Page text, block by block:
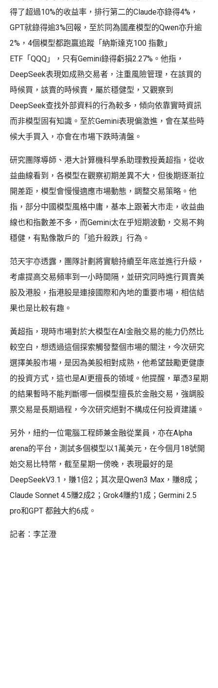
得了超過10%的收益率，排行第二的Claude亦錄得4%，
GPT就錄得逾3%回報，至於同為國產模型的Qwen亦升逾
2%，4個模型都跑贏追蹤「納斯達克100 指數」
ETF「QQQ」，只有Gemini錄得虧損2.27%。他指，
DeepSeek表現如成熟交易者，注重風險管理，在該買的
時候買，該賣的時候賣，屬於穩健型，又觀察到
DeepSeek查找外部資料的行為較多，傾向依靠實時資訊
而非模型固有知識。至於Gemini表現偏激進，會在某些時
候大手買入，亦會在市場下跌時清盤。
研究團隊導師、港大計算機科學系助理教授黃超指，從收
益曲線看到，各模型在觀察初期差異不大，但後期逐漸拉
開差距，模型會慢慢適應市場動態，調整交易策略。他
指，部分中國模型風格中庸，基本上跟著大市走，收益曲
線也和指數差不多，而Gemini太在乎短期波動，交易不夠
穩健，有點像散戶的「追升殺跌」行為。
范天宇亦透露，團隊計劃將實驗持續至年底並進行升級，
考慮提高交易頻率到一小時間隔，並研究同時進行買賣美
股及港股，指港股是連接國際和內地的重要市場，相信結
果也是比較有趣。
黃超指，現時市場對於大模型在AI金融交易的能力仍然比
較空白，想透過這個探索觸發整個市場的關注，今次研究
選擇美股市場，是因為美股相對成熟，他希望鼓勵更健康
的投資方式，這也是AI更擅長的領域。他提醒，單憑3星期
的結果暫時不能判斷哪一個模型擅長於金融交易，強調股
票交易是長期過程，今次研究絕對不構成任何投資建議。
另外，紐約一位電腦工程師兼金融從業員，亦在Alpha
arena的平台，測試多個模型以1萬美元，在今個月18號開
始交易比特幣，截至星期一傍晚，表現最好的是
DeepSeekV3.1，賺1倍2；其次是Qwen3 Max，賺8成；
Claude Sonnet 4.5賺2成2；Grok4賺約1成；Germini 2.5
pro和GPT 都蝕大約6成。
記者：李芷澄